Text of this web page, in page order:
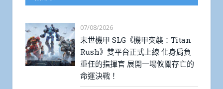
07/08/2026
末世機甲 SLG《機甲突襲：Titan
Rush》雙平台正式上線 化身肩負
重任的指揮官 展開一場攸關存亡的
命運決戰！